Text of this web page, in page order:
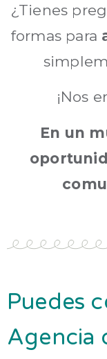
¿Tienes
formas para
¡Nos
En un
Puedes
Agencia